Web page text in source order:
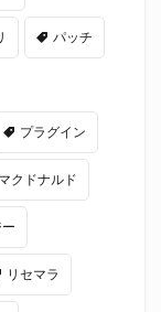
パッチ
プラグイン
マクドナルド
リセマラ